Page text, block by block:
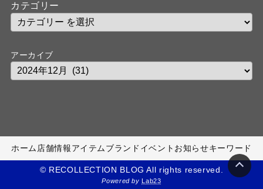
カテゴリー
アーカイブ
ホーム 店舗情報アイテムブランド イベント お知らせキーワード
© RECOLLECTION BLOG All rights reserved.
Powered byLab23